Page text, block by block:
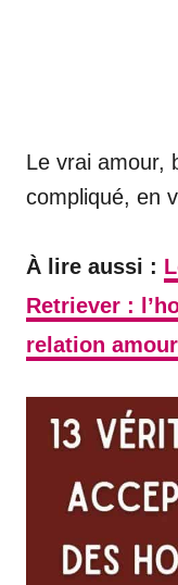
Le vrai amour,
compliqué, en
À lire aussi :
Retriever :
relation